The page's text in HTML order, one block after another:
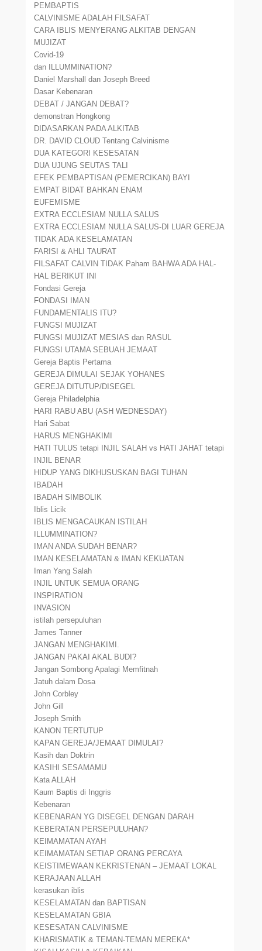
PEMBAPTIS
CALVINISME ADALAH FILSAFAT
CARA IBLIS MENYERANG ALKITAB DENGAN
MUJIZAT
Covid-19
dan ILLUMMINATION?
Daniel Marshall dan Joseph Breed
Dasar Kebenaran
DEBAT / JANGAN DEBAT?
demonstran Hongkong
DIDASARKAN PADA ALKITAB
DR. DAVID CLOUD Tentang Calvinisme
DUA KATEGORI KESESATAN
DUA UJUNG SEUTAS TALI
EFEK PEMBAPTISAN (PEMERCIKAN) BAYI
EMPAT BIDAT BAHKAN ENAM
EUFEMISME
EXTRA ECCLESIAM NULLA SALUS
EXTRA ECCLESIAM NULLA SALUS-DI LUAR GEREJA
TIDAK ADA KESELAMATAN
FARISI & AHLI TAURAT
FILSAFAT CALVIN TIDAK Paham BAHWA ADA HAL-
HAL BERIKUT INI
Fondasi Gereja
FONDASI IMAN
FUNDAMENTALIS ITU?
FUNGSI MUJIZAT
FUNGSI MUJIZAT MESIAS dan RASUL
FUNGSI UTAMA SEBUAH JEMAAT
Gereja Baptis Pertama
GEREJA DIMULAI SEJAK YOHANES
GEREJA DITUTUP/DISEGEL
Gereja Philadelphia
HARI RABU ABU (ASH WEDNESDAY)
Hari Sabat
HARUS MENGHAKIMI
HATI TULUS tetapi INJIL SALAH vs HATI JAHAT tetapi
INJIL BENAR
HIDUP YANG DIKHUSUSKAN BAGI TUHAN
IBADAH
IBADAH SIMBOLIK
Iblis Licik
IBLIS MENGACAUKAN ISTILAH
ILLUMMINATION?
IMAN ANDA SUDAH BENAR?
IMAN KESELAMATAN & IMAN KEKUATAN
Iman Yang Salah
INJIL UNTUK SEMUA ORANG
INSPIRATION
INVASION
istilah persepuluhan
James Tanner
JANGAN MENGHAKIMI.
JANGAN PAKAI AKAL BUDI?
Jangan Sombong Apalagi Memfitnah
Jatuh dalam Dosa
John Corbley
John Gill
Joseph Smith
KANON TERTUTUP
KAPAN GEREJA/JEMAAT DIMULAI?
Kasih dan Doktrin
KASIHI SESAMAMU
Kata ALLAH
Kaum Baptis di Inggris
Kebenaran
KEBENARAN YG DISEGEL DENGAN DARAH
KEBERATAN PERSEPULUHAN?
KEIMAMATAN AYAH
KEIMAMATAN SETIAP ORANG PERCAYA
KEISTIMEWAAN KEKRISTENAN – JEMAAT LOKAL
KERAJAAN ALLAH
kerasukan iblis
KESELAMATAN dan BAPTISAN
KESELAMATAN GBIA
KESESATAN CALVINISME
KHARISMATIK & TEMAN-TEMAN MEREKA*